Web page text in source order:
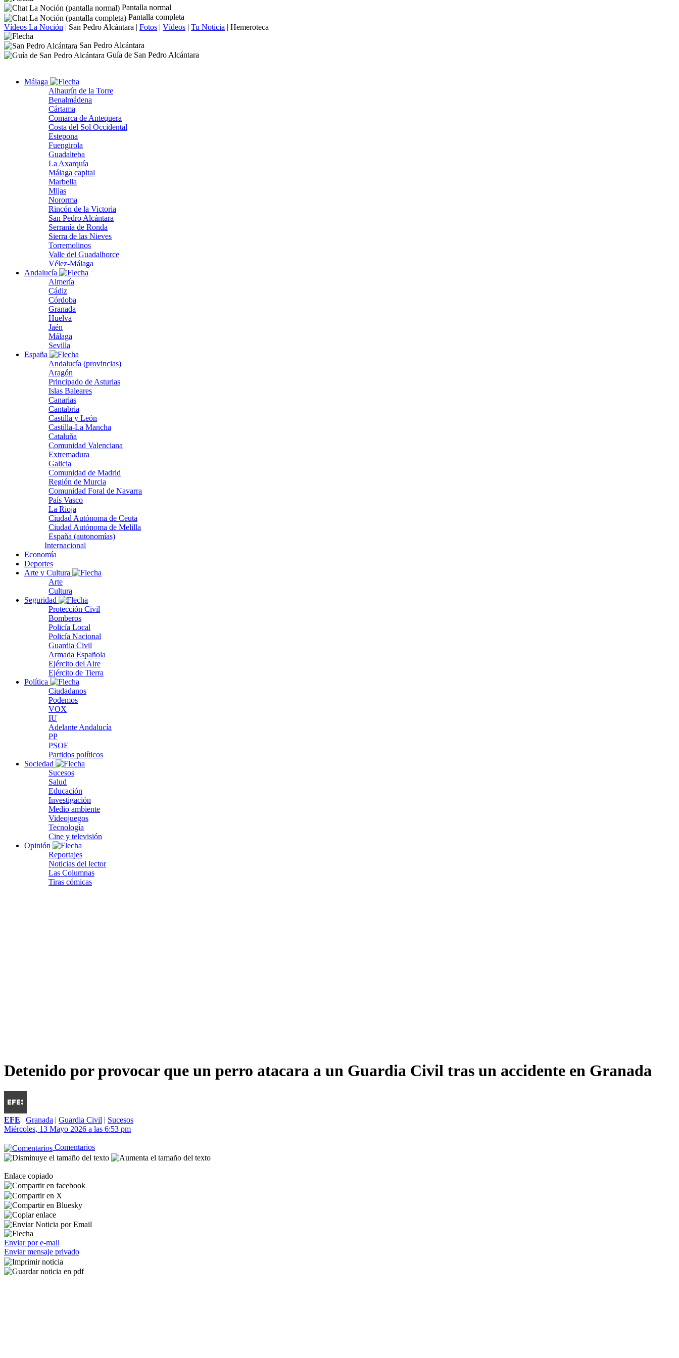
Pantalla normal
Pantalla completa
Vídeos La Noción | San Pedro Alcántara | Fotos | Vídeos | Tu Noticia | Hemeroteca
San Pedro Alcántara
Guía de San Pedro Alcántara
Málaga
Alhaurín de la Torre
Benalmádena
Cártama
Comarca de Antequera
Costa del Sol Occidental
Estepona
Fuengirola
Guadalteba
La Axarquía
Málaga capital
Marbella
Mijas
Nororma
Rincón de la Victoria
San Pedro Alcántara
Serranía de Ronda
Sierra de las Nieves
Torremolinos
Valle del Guadalhorce
Vélez-Málaga
Andalucía
Almería
Cádiz
Córdoba
Granada
Huelva
Jaén
Málaga
Sevilla
España
Andalucía (provincias)
Aragón
Principado de Asturias
Islas Baleares
Canarias
Cantabria
Castilla y León
Castilla-La Mancha
Cataluña
Comunidad Valenciana
Extremadura
Galicia
Comunidad de Madrid
Región de Murcia
Comunidad Foral de Navarra
País Vasco
La Rioja
Ciudad Autónoma de Ceuta
Ciudad Autónoma de Melilla
España (autonomías)
Internacional
Economía
Deportes
Arte y Cultura
Arte
Cultura
Seguridad
Protección Civil
Bomberos
Policía Local
Policía Nacional
Guardia Civil
Armada Española
Ejército del Aire
Ejército de Tierra
Política
Ciudadanos
Podemos
VOX
IU
Adelante Andalucía
PP
PSOE
Partidos políticos
Sociedad
Sucesos
Salud
Educación
Investigación
Medio ambiente
Videojuegos
Tecnología
Cine y televisión
Opinión
Reportajes
Noticias del lector
Las Columnas
Tiras cómicas
Detenido por provocar que un perro atacara a un Guardia Civil tras un accidente en Granada
EFE | Granada | Guardia Civil | Sucesos
Miércoles, 13 Mayo 2026 a las 6:53 pm
Comentarios
Enlace copiado
Enviar por e-mail
Enviar mensaje privado